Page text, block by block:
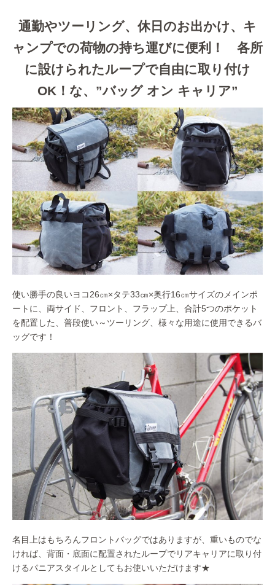
通勤やツーリング、休日のお出かけ、キ
ャンプでの荷物の持ち運びに便利！ 各所
に設けられたループで自由に取り付け
OK！な、”バッグ オン キャリア”
使い勝手の良いヨコ26㎝×タテ33㎝×奥行16㎝サイズのメインポ
ートに、両サイド、フロント、フラップ上、合計5つのポケット
を配置した、普段使い～ツーリング、様々な用途に使用できるバ
ッグです！
名目上はもちろんフロントバッグではありますが、重いものでな
ければ、背面・底面に配置されたループでリアキャリアに取り付
けるパニアスタイルとしてもお使いいただけます★